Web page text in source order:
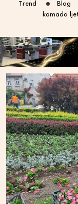
Trend Blog
komada